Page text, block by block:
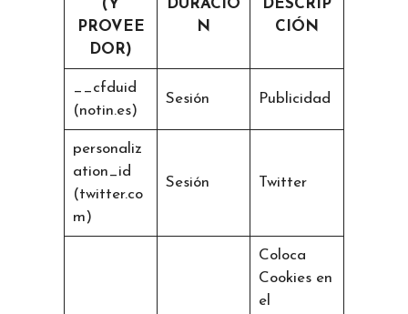
(Y
PROVEE
DOR)
DURACIÓ
N
DESCRIP
CIÓN
__cfduid
(notin.es)
Sesión Publicidad
personaliz
ation_id
(twitter.co
m)
Sesión Twitter
Coloca
Cookies en
el